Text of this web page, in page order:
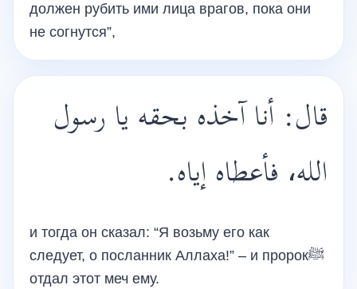
должен рубить ими лица врагов, пока они
не согнутся”,
قال: أنا آخذه بحقه يا رسول
الله، فأعطاه إياه.
и тогда он сказал: “Я возьму его как
следует, о посланник Аллаха!” – и пророкﷺ
отдал этот меч ему.